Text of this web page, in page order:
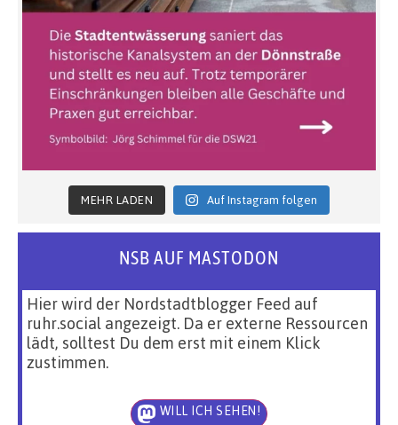
MEHR LADEN Auf Instagram folgen
NSB AUF MASTODON
Hier wird der Nordstadtblogger Feed auf
ruhr.social angezeigt. Da er externe Ressourcen
lädt, solltest Du dem erst mit einem Klick
zustimmen.
WILL ICH SEHEN!